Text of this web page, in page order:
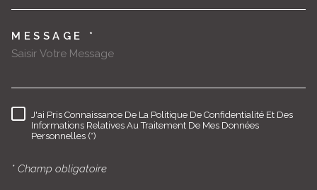
MESSAGE *
RÈGLEMENTATION
J'ai Pris Connaissance De La Politique De Confidentialité Et Des